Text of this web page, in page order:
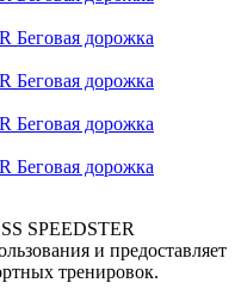
SPEEDSTER
и предоставляет
тренировок.